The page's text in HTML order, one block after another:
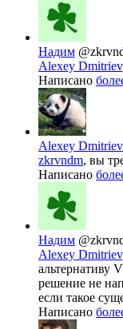
Надим
Alexey Dmitriev
Написано
Alexey Dmitriev
zkrvndm, вы
Написано
Надим
Alexey Dmitriev
альтернативу
решение не
если такое
Написано